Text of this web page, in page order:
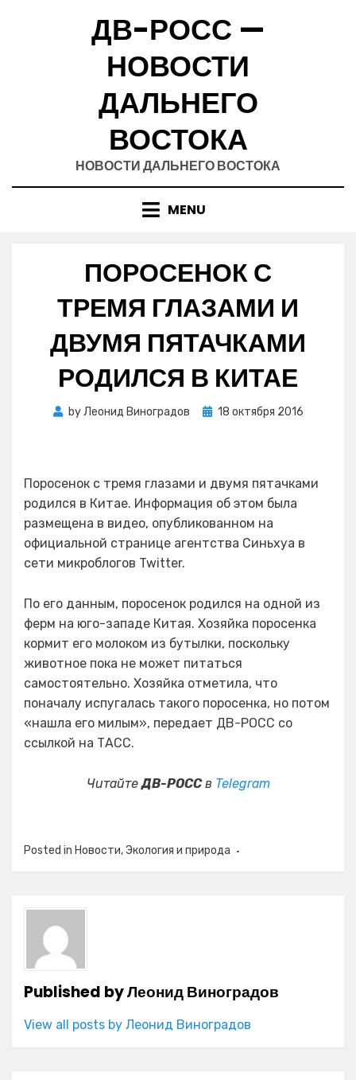
ДВ-РОСС —
НОВОСТИ
ДАЛЬНЕГО
ВОСТОКА
НОВОСТИ ДАЛЬНЕГО ВОСТОКА
MENU
ПОРОСЕНОК С
ТРЕМЯ ГЛАЗАМИ И
ДВУМЯ ПЯТАЧКАМИ
РОДИЛСЯ В КИТАЕ
byЛеонид Виноградов
Posted
18 октября 2016
Поросенок с тремя глазами и двумя пятачками
родился в Китае. Информация об этом была
размещена в видео, опубликованном на
официальной странице агентства Синьхуа в
сети микроблогов Twitter.
По его данным, поросенок родился на одной из
ферм на юго-западе Китая. Хозяйка поросенка
кормит его молоком из бутылки, поскольку
животное пока не может питаться
самостоятельно. Хозяйка отметила, что
поначалу испугалась такого поросенка, но потом
«нашла его милым», передает ДВ-РОСС со
ссылкой на ТАСС.
ЧитайтеДВ-РОССв Telegram
Posted in Новости,Экология и природа
Published byЛеонид Виноградов
View all posts by Леонид Виноградов